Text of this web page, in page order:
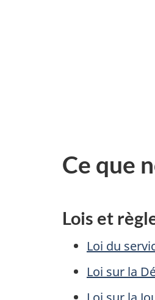
Ce que
Lois et
Loi du
Loi sur la